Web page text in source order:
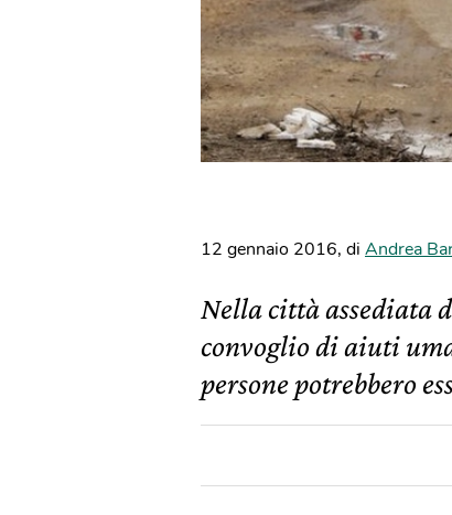
12 gennaio 2016, di Andrea
Nella città assediata
convoglio di aiuti
persone potrebbero